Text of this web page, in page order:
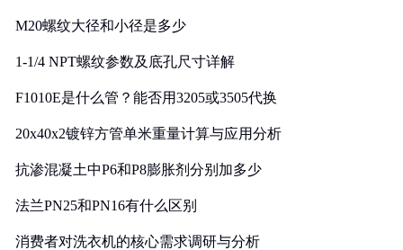
M20螺纹大径和小径是多少
1-1/4 NPT螺纹参数及底孔尺寸详解
F1010E是什么管？能否用3205或3505代换
20x40x2镀锌方管单米重量计算与应用分析
抗渗混凝土中P6和P8膨胀剂分别加多少
法兰PN25和PN16有什么区别
消费者对洗衣机的核心需求调研与分析